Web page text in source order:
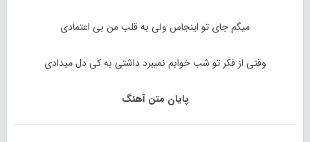
میگم جای تو اینجاس ولی به قلب من بی اعتمادی
وقتی از فکر تو شب خوابم نمیبرد داشتی به کی دل میدادی
پایان متن آهنگ